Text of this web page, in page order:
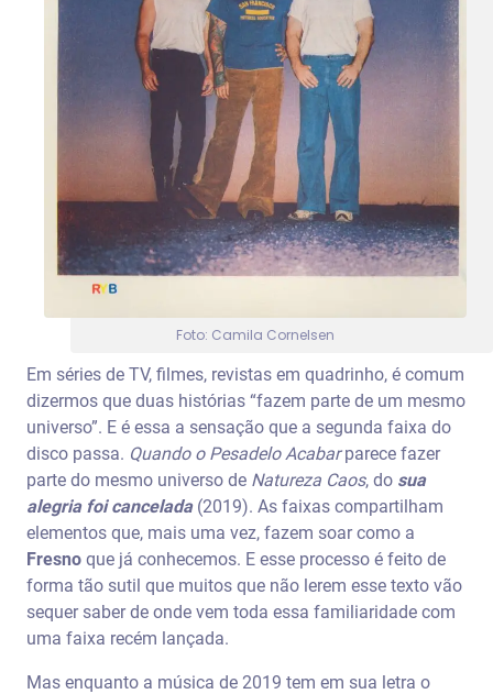
Foto: Camila Cornelsen
Em séries de TV, filmes, revistas em quadrinho, é comum
dizermos que duas histórias “fazem parte de um mesmo
universo”. E é essa a sensação que a segunda faixa do
disco passa. Quando o Pesadelo Acabarparece fazer
parte do mesmo universo de Natureza Caos, do sua
alegria foi cancelada (2019). As faixas compartilham
elementos que, mais uma vez, fazem soar como a
Fresno que já conhecemos. E esse processo é feito de
forma tão sutil que muitos que não lerem esse texto vão
sequer saber de onde vem toda essa familiaridade com
uma faixa recém lançada.
Mas enquanto a música de 2019 tem em sua letra o